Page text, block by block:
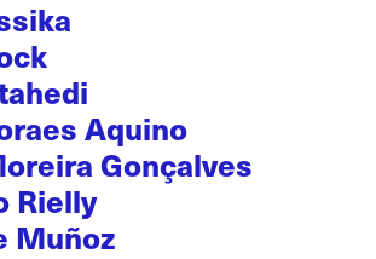
Aquino
Gonçalves
Rielly
Muñoz